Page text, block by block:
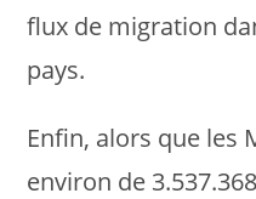
flux de migration
pays.
Enfin, alors que les
environ de